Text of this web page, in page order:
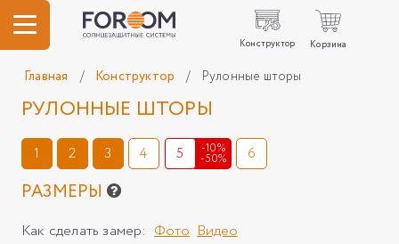
Конструктор Корзина
Главная / Конструктор / Рулонные шторы
РУЛОННЫЕ ШТОРЫ
1 2 3 4 5 -10%
-50% 6
РАЗМЕРЫ
Как сделать замер: Фото Видео